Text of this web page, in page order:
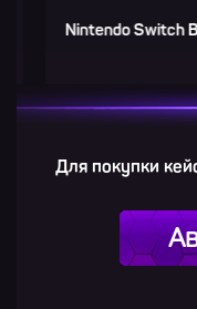
Switch Bundle
Для покупки